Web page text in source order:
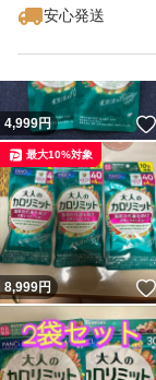
安心発送
4,999円
8,999円
最大10%対象